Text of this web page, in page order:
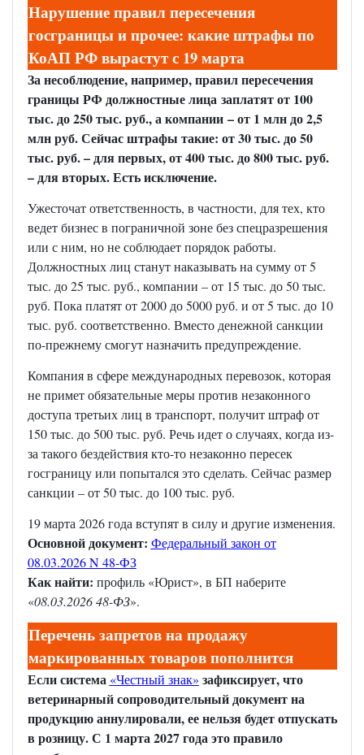
Нарушение правил пересечения
госграницы и прочее: какие штрафы по
КоАП РФ вырастут с 19 марта
За несоблюдение, например, правил пересечения
границы РФ должностные лица заплатят от 100
тыс. до 250 тыс. руб., а компании – от 1 млн до 2,5
млн руб. Сейчас штрафы такие: от 30 тыс. до 50
тыс. руб. – для первых, от 400 тыс. до 800 тыс. руб.
– для вторых. Есть исключение.
Ужесточат ответственность, в частности, для тех, кто
ведет бизнес в пограничной зоне без спецразрешения
или с ним, но не соблюдает порядок работы.
Должностных лиц станут наказывать на сумму от 5
тыс. до 25 тыс. руб., компании – от 15 тыс. до 50 тыс.
руб. Пока платят от 2000 до 5000 руб. и от 5 тыс. до 10
тыс. руб. соответственно. Вместо денежной санкции
по-прежнему смогут назначить предупреждение.
Компания в сфере международных перевозок, которая
не примет обязательные меры против незаконного
доступа третьих лиц в транспорт, получит штраф от
150 тыс. до 500 тыс. руб. Речь идет о случаях, когда из-
за такого бездействия кто-то незаконно пересек
госграницу или попытался это сделать. Сейчас размер
санкции – от 50 тыс. до 100 тыс. руб.
19 марта 2026 года вступят в силу и другие изменения.
Основной документ: Федеральный закон от
08.03.2026 N 48-ФЗ
Как найти: профиль «Юрист», в БП наберите
«08.03.2026 48-ФЗ».
Перечень запретов на продажу
маркированных товаров пополнится
Если система «Честный знак» зафиксирует, что
ветеринарный сопроводительный документ на
продукцию аннулировали, ее нельзя будет отпускать
в розницу. С 1 марта 2027 года это правило